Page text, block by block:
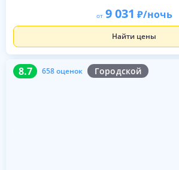
от 9 031 /ночь
Найти цены
8.7 658 оценок Городской
8.7 658 оценок